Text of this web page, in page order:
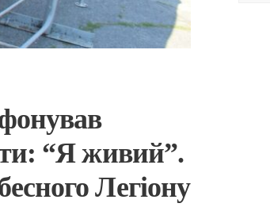
“Я живий”.
Легіону